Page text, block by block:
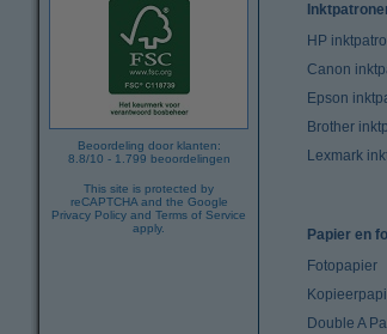
Beoordeling door klanten:
8.8/10 - 1.799 beoordelingen
This site is protected by
reCAPTCHA and the Google
Privacy Policy and Terms of Service
apply.
HP
Canon
Epson
Brother
Lexmark
Papier en
Fotopapier
Double A